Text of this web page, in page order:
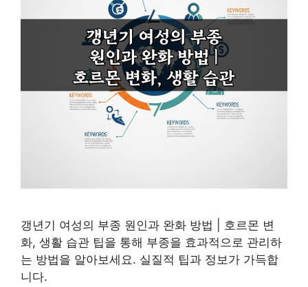
갱년기 여성의 부종 원인과 완화 방법 | 호르몬 변
화, 생활 습관 팁을 통해 부종을 효과적으로 관리하
는 방법을 알아보세요. 실질적 팁과 정보가 가득합
니다.